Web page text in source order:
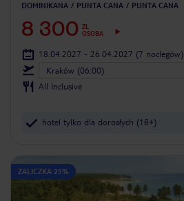
DOMINIKANA PUNTA CANA PUNTA CANA
8 300 ZŁ
OSOBA
18.04.2027 - 26.04.2027 (7 noclegów)
Kraków (06:00)
All Inclusive
hotel tylko dla dorosłych (18+)
ZALICZKA 25%